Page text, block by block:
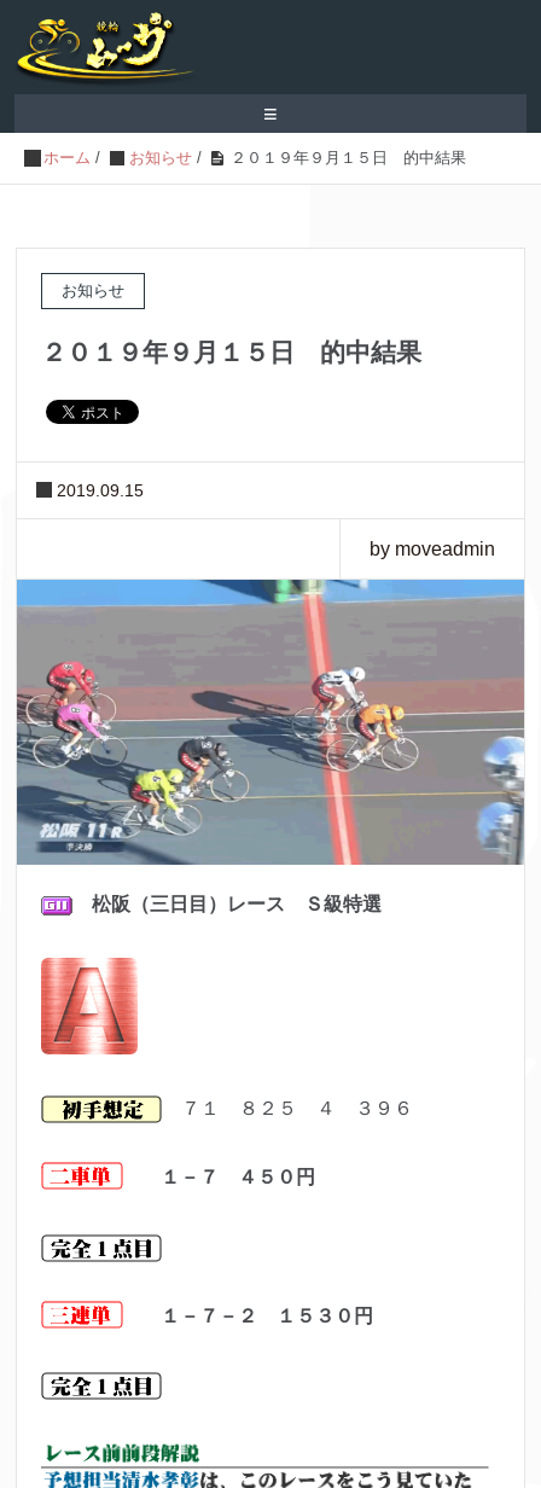
≡
ホーム / お知らせ / ２０１９年９月１５日 的中結果
お知らせ
２０１９年９月１５日 的中結果
2019.09.15
by moveadmin
松阪（三日目）レース Ｓ級特選
７１ ８２５ ４ ３９６
１－７ ４５０円
１－７－２ １５３０円